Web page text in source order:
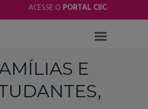
ACESSE O PORTAL CIIC
E